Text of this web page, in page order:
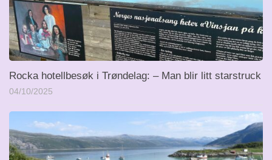
Rocka hotellbesøk i Trøndelag: – Man blir litt starstruck
04/10/2025